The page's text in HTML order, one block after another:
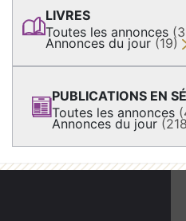
LIVRES
Toutes les annonces
Annonces du jour (19)
PUBLICATIONS EN
Toutes les annonces
Annonces du jour